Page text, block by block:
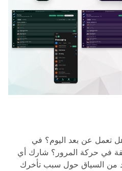
تعمل عن بعد اليوم؟ في
في حركة المرور؟ شارك أي
من السياق حول سبب تأخرك